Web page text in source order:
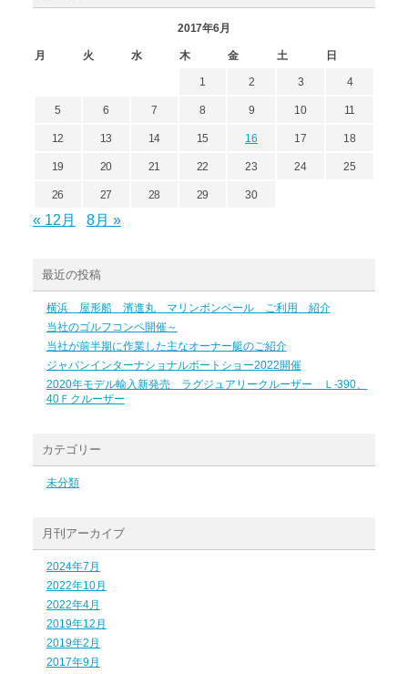
2017年6月
月 火 水 木 金 土 日
1 2 3 4
5 6 7 8 9 10 11
12 13 14 15 16 17 18
19 20 21 22 23 24 25
26 27 28 29 30
« 12月 8月 »
最近の投稿
横浜 屋形船 濱進丸 マリンボンベール ご利用 紹介
当社のゴルフコンペ開催～
当社が前半期に作業した主なオーナー艇のご紹介
ジャパンインターナショナルボートショー2022開催
2020年モデル輸入新発売 ラグジュアリークルーザー Ｌ-390、
40Ｆクルーザー
カテゴリー
未分類
月刊アーカイブ
2024年7月
2022年10月
2022年4月
2019年12月
2019年2月
2017年9月